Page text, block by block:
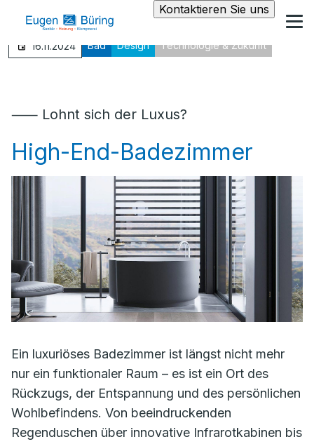
Kontaktieren Sie uns
16.11.2024 Bad Design Technologie & Zukunft
⸺ Lohnt sich der Luxus?
High-End-Badezimmer
Ein luxuriöses Badezimmer ist längst nicht mehr
nur ein funktionaler Raum – es ist ein Ort des
Rückzugs, der Entspannung und des persönlichen
Wohlbefindens. Von beeindruckenden
Regenduschen über innovative Infrarotkabinen bis